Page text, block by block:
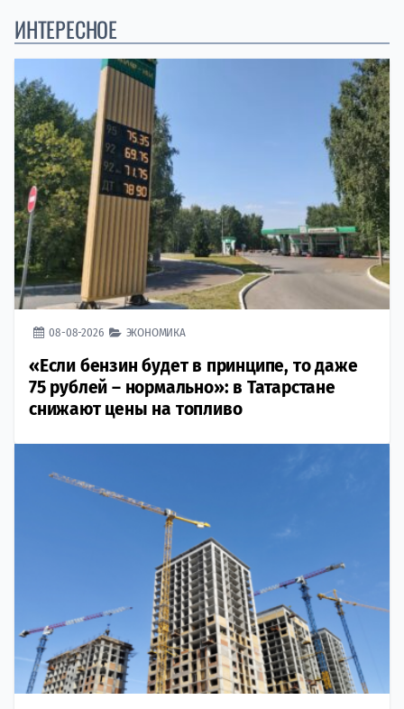
ИНТЕРЕСНОЕ
08-08-2026 ЭКОНОМИКА
«Если бензин будет в принципе, то даже
75 рублей – нормально»: в Татарстане
снижают цены на топливо